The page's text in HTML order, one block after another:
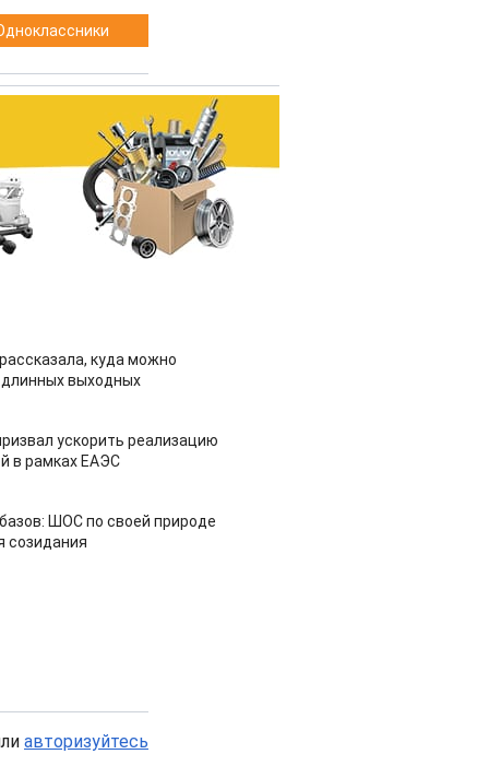
куда можно
выходных
ускорить реализацию
в рамках ЕАЭС
ШОС по своей природе
созидания
авторизуйтесь